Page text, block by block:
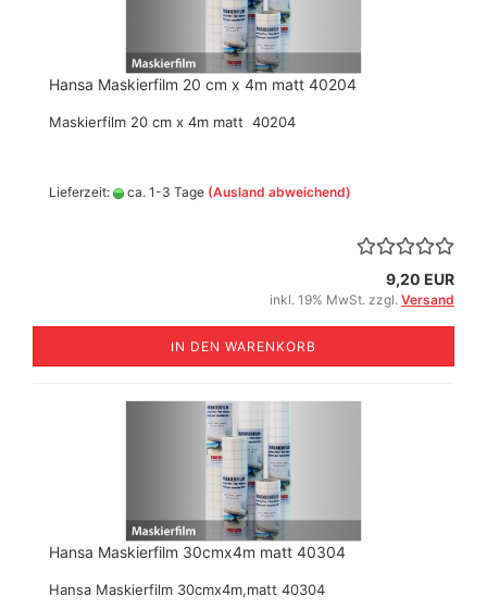
Hansa Maskierfilm 20 cm x 4m matt 40204
Maskierfilm 20 cm x 4m matt 40204
Lieferzeit: ca. 1-3 Tage (Ausland abweichend)
9,20 EUR
inkl. 19% MwSt. zzgl. Versand
IN DEN WARENKORB
Hansa Maskierfilm 30cmx4m matt 40304
Hansa Maskierfilm 30cmx4m,matt 40304